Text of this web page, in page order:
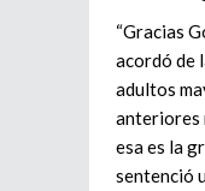
“Gracias
acordó de
adultos
anteriores
esa es la
sentenció